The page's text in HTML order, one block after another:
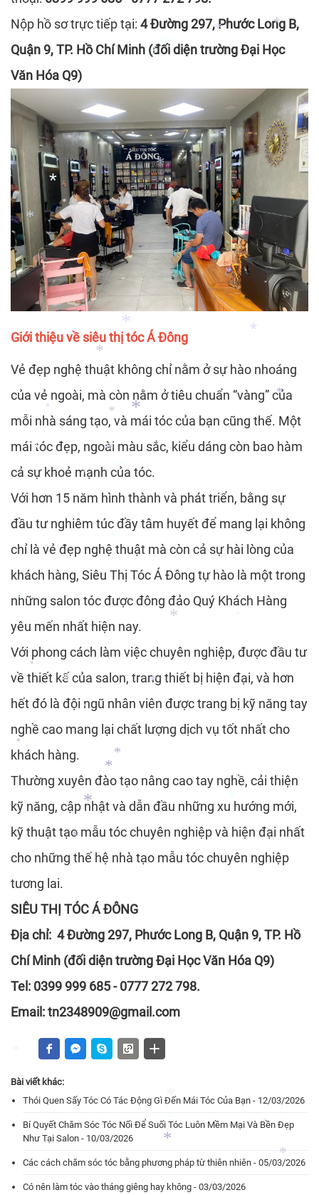
*
*
*
*
*
*
*
*
*
*
*
*
*
*
*
*
*
*
*
*
*
*
*
*
* *
*
*
*
*
*
*
*
*
*
*
*
*
*
*
Nộp hồ sơ trực tiếp tại: 4 Đường 297, Phước Long B,
Quận 9, TP. Hồ Chí Minh (đối diện trường Đại Học
Văn Hóa Q9)
Giới thiệu về siêu thị tóc Á Đông
Vẻ đẹp nghệ thuật không chỉ nằm ở sự hào nhoáng
của vẻ ngoài, mà còn nằm ở tiêu chuẩn “vàng” của
mỗi nhà sáng tạo, và mái tóc của bạn cũng thế. Một
mái tóc đẹp, ngoài màu sắc, kiểu dáng còn bao hàm
cả sự khoẻ mạnh của tóc.
Với hơn 15 năm hình thành và phát triển, bằng sự
đầu tư nghiêm túc đầy tâm huyết để mang lại không
chỉ là vẻ đẹp nghệ thuật mà còn cả sự hài lòng của
khách hàng, Siêu Thị Tóc Á Đông tự hào là một trong
những salon tóc được đông đảo Quý Khách Hàng
yêu mến nhất hiện nay.
Với phong cách làm việc chuyên nghiệp, được đầu tư
về thiết kế của salon, trang thiết bị hiện đại, và hơn
hết đó là đội ngũ nhân viên được trang bị kỹ năng tay
nghề cao mang lại chất lượng dịch vụ tốt nhất cho
khách hàng.
Thường xuyên đào tạo nâng cao tay nghề, cải thiện
kỹ năng, cập nhật và dẫn đầu những xu hướng mới,
kỹ thuật tạo mẫu tóc chuyên nghiệp và hiện đại nhất
cho những thế hệ nhà tạo mẫu tóc chuyên nghiệp
tương lai.
SIÊU THỊ TÓC Á ĐÔNG
Địa chỉ: 4 Đường 297, Phước Long B, Quận 9, TP. Hồ
Chí Minh (đối diện trường Đại Học Văn Hóa Q9)
Tel: 0399 999 685 - 0777 272 798.
Email: tn2348909@gmail.com
Bài viết khác:
Thói Quen Sấy Tóc Có Tác Động Gì Đến Mái Tóc Của Bạn - 12/03/2026
Bí Quyết Chăm Sóc Tóc Nối Để Suối Tóc Luôn Mềm Mại Và Bền Đẹp
Như Tại Salon - 10/03/2026
Các cách chăm sóc tóc bằng phương pháp từ thiên nhiên - 05/03/2026
Có nên làm tóc vào tháng giêng hay không - 03/03/2026